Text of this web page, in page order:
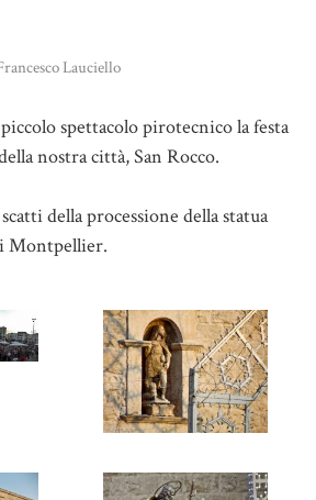
Lauciello
spettacolo pirotecnico la festa
nostra città, San Rocco.
della processione della statua
Montpellier.